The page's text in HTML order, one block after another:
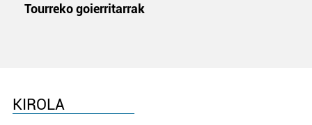
Tourreko goierritarrak
KIROLA